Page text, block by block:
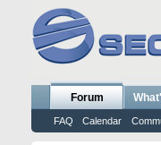
Forum
FAQ Calendar